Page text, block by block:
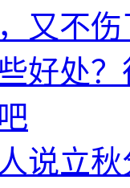
又不
好处
说立